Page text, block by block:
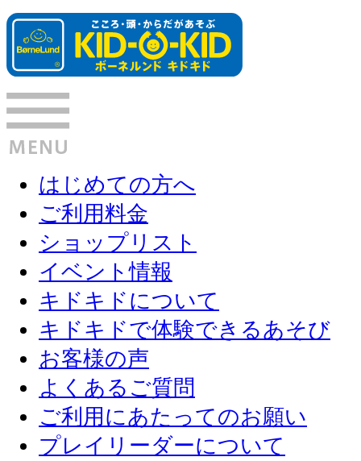
はじめての方へ
ご利用料金
ショップリスト
イベント情報
キドキドについて
キドキドで体験できるあそび
お客様の声
よくあるご質問
ご利用にあたってのお願い
プレイリーダーについて